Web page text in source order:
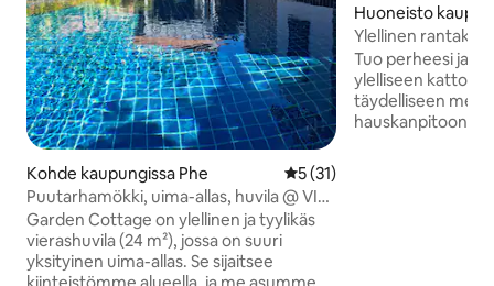
Kohde kaupungissa Phe Keskimääräinen arvio 5/5,
5 (31)
Puutarhamökki, uima-allas, huvila @ VIP
Chain Resort
Garden Cottage on ylellinen ja tyylikäs
vierashuvila (24 m²), jossa on suuri
yksityinen uima-allas. Se sijaitsee
Huoneisto
Ylellinen
makuuhuonetta •
allas
Tuo perheesi ja
ylelliseen
täydelliseen
hauskanpitoon,